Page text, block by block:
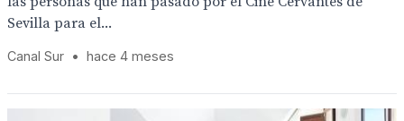
Sevilla para el...
Canal Sur • hace 4 meses